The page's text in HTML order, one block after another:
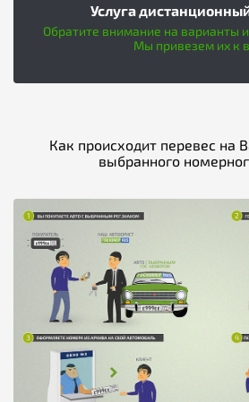
Услуга
Обратите внимание на варианты
Мы привезем их к
Как происходит перевес на
выбранного